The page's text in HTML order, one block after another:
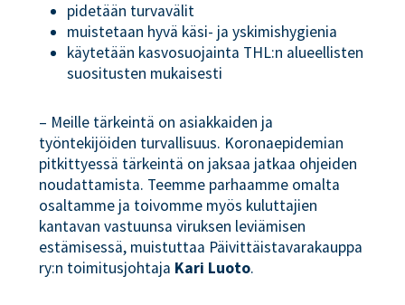
pidetään turvavälit
muistetaan hyvä käsi- ja yskimishygienia
käytetään kasvosuojainta THL:n alueellisten
suositusten mukaisesti
– Meille tärkeintä on asiakkaiden ja
työntekijöiden turvallisuus. Koronaepidemian
pitkittyessä tärkeintä on jaksaa jatkaa ohjeiden
noudattamista. Teemme parhaamme omalta
osaltamme ja toivomme myös kuluttajien
kantavan vastuunsa viruksen leviämisen
estämisessä, muistuttaa Päivittäistavarakauppa
ry:n toimitusjohtaja Kari Luoto.